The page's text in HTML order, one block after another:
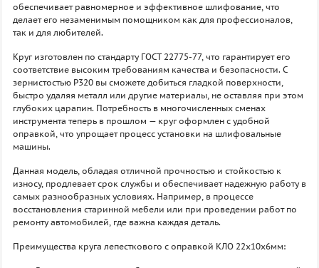
обеспечивает равномерное и эффективное шлифование, что
делает его незаменимым помощником как для профессионалов,
так и для любителей.
Круг изготовлен по стандарту ГОСТ 22775-77, что гарантирует его
соответствие высоким требованиям качества и безопасности. С
зернистостью P320 вы сможете добиться гладкой поверхности,
быстро удаляя металл или другие материалы, не оставляя при этом
глубоких царапин. Потребность в многочисленных сменах
инструмента теперь в прошлом — круг оформлен с удобной
оправкой, что упрощает процесс установки на шлифовальные
машины.
Данная модель, обладая отличной прочностью и стойкостью к
износу, продлевает срок службы и обеспечивает надежную работу в
самых разнообразных условиях. Например, в процессе
восстановления старинной мебели или при проведении работ по
ремонту автомобилей, где важна каждая деталь.
Преимущества круга лепесткового с оправкой КЛО 22х10х6мм: